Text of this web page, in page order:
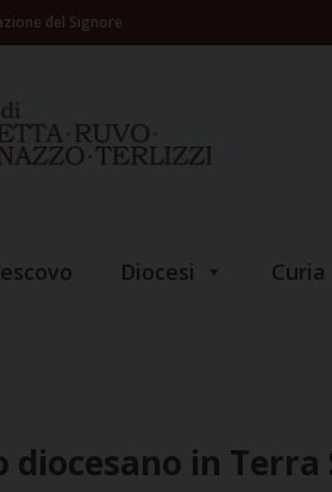
del Signore
Diocesi Curia
diocesano in Terra